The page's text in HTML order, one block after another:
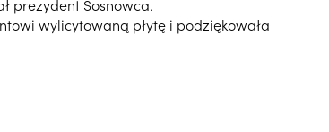
prezydent Sosnowca.
wylicytowaną płytę i podziękowała